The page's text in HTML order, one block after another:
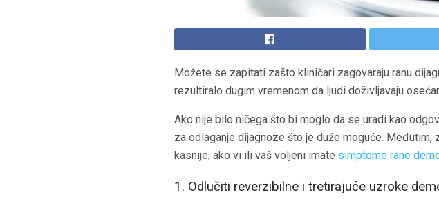
Možete se zapitati zašto kliničari zagovaraju ranu
rezultiralo dugim vremenom da ljudi doživljavaju
Ako nije bilo ničega što bi moglo da se uradi kao
za odlaganje dijagnoze što je duže moguće.
kasnije, ako vi ili vaš voljeni imate simptome rane
1. Odlučiti reverzibilne i tretirajuće uzroke